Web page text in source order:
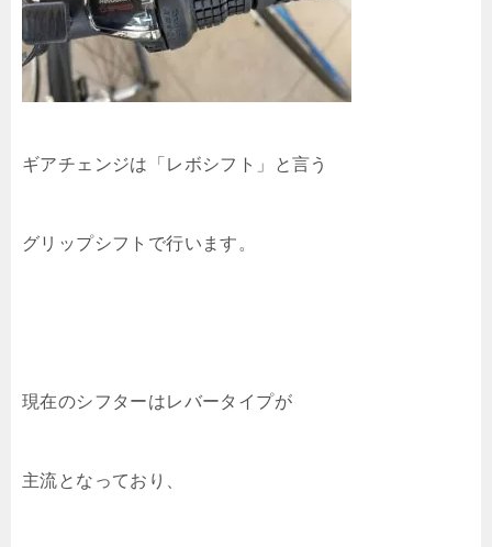
ギアチェンジは「レボシフト」と言う
グリップシフトで行います。
現在のシフターはレバータイプが
主流となっており、